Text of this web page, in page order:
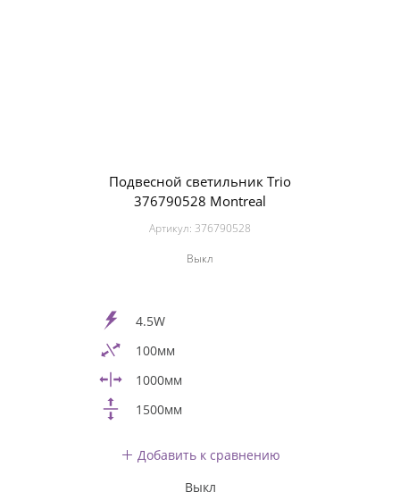
Подвесной светильник Trio
376790528 Montreal
Артикул: 376790528
Выкл
4.5W
100мм
1000мм
1500мм
Добавить к сравнению
Выкл